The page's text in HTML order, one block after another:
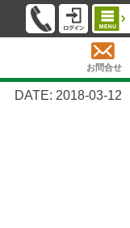
お問合せ
DATE: 2018-03-12